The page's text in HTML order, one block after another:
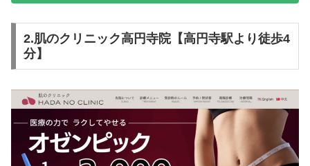
2.肌のクリニック高円寺院【高円寺駅より徒歩4
分】